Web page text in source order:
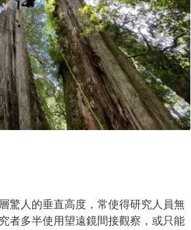
驚人的垂直高度，常使得研究人員無
者多半使用望遠鏡間接觀察，或只能